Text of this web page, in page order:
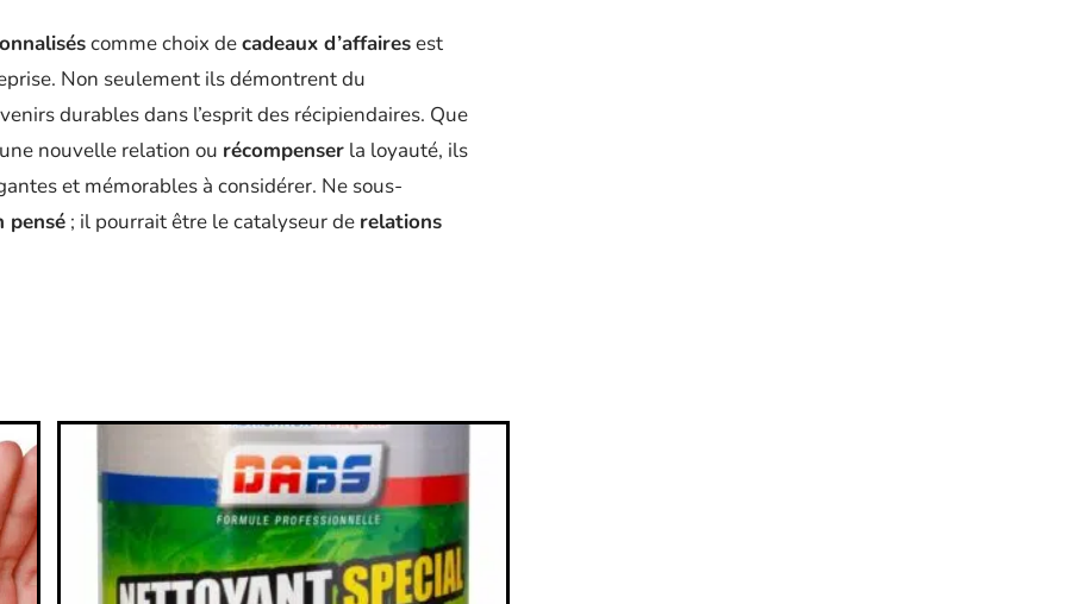
comme choix decadeaux d’affairesest
Non seulement ils démontrent du
durables dans l’esprit des récipiendaires. Que
nouvelle relation ou récompenser la loyauté, ils
et mémorables à considérer. Ne sous-
pensé ; il pourrait être le catalyseur de relations